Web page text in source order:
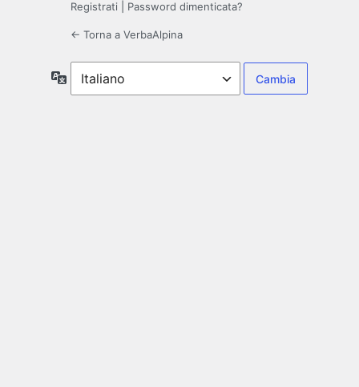
Registrati Password dimenticata?
← Torna a VerbaAlpina
Lingua